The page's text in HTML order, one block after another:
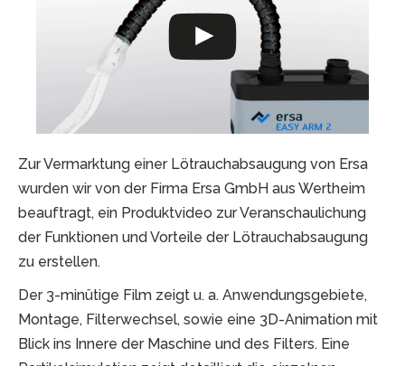
Zur Vermarktung einer Lötrauchabsaugung von Ersa
wurden wir von der Firma Ersa GmbH aus Wertheim
beauftragt, ein Produktvideo zur Veranschaulichung
der Funktionen und Vorteile der Lötrauchabsaugung
zu erstellen.
Der 3-minütige Film zeigt u. a. Anwendungsgebiete,
Montage, Filterwechsel, sowie eine 3D-Animation mit
Blick ins Innere der Maschine und des Filters. Eine